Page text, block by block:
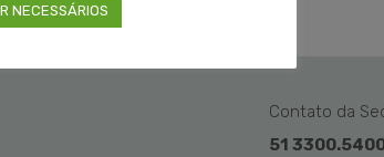
Contato da
51
NECESSÁRIOS